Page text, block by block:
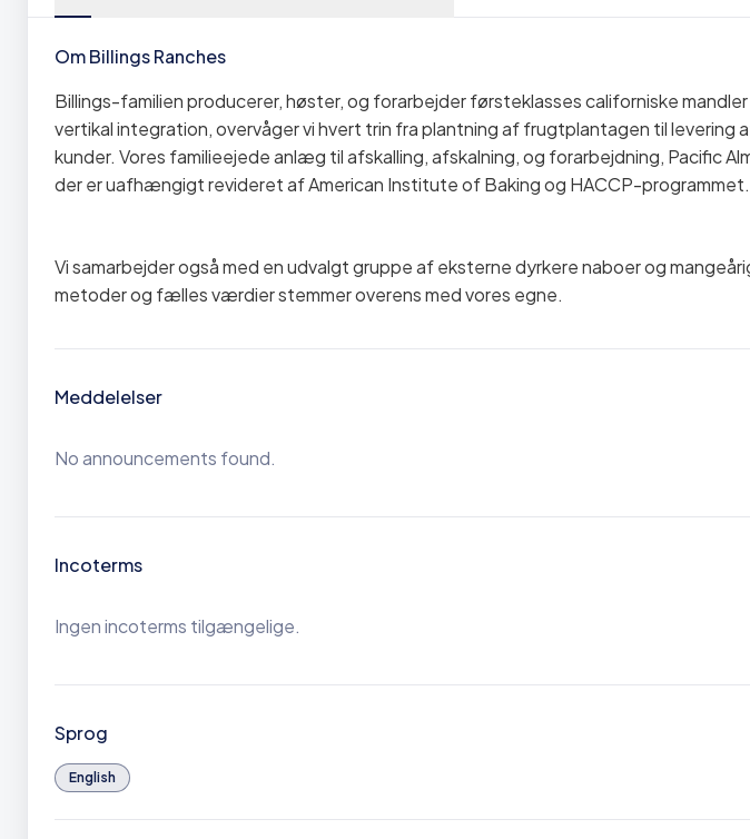
Om Billings Ranches
Billings-familien producerer, høster, og forarbejder førsteklasses californiske
vertikal integration, overvåger vi hvert trin fra plantning af frugtplantagen til levering
kunder. Vores familieejede anlæg til afskalling, afskalning, og forarbejdning, Pacific
der er uafhængigt revideret af American Institute of Baking og HACCP-programmet.
Vi samarbejder også med en udvalgt gruppe af eksterne dyrkere naboer og
metoder og fælles værdier stemmer overens med vores egne.
Meddelelser
No announcements found.
Incoterms
Ingen incoterms tilgængelige.
Sprog
English